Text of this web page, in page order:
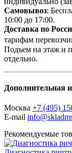
Самовывоз:
10:00 до 17:00.
Доставка по
тарифам
Подъем на этаж и
отдельно.
Дополнительная
Москва +7 (495)
E-mail
Рекомендуемые